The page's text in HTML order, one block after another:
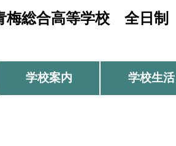
梅総合高等学校 全日制
学校案内 学校生活